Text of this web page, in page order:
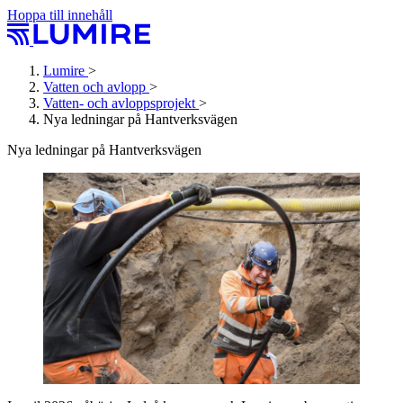
Hoppa till innehåll
Lumire >
Vatten och avlopp >
Vatten- och avlopps­projekt >
Nya ledningar på Hantverksvägen
Nya ledningar på Hantverksvägen